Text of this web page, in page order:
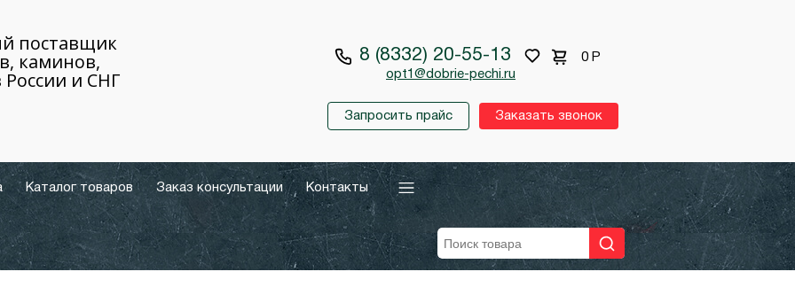
поставщик
каминов,
и СНГ
8 (8332) 20-55-13 0 Р
opt1@dobrie-pechi.ru
Запросить прайс Заказать звонок
Каталог товаров Заказ консультации Контакты